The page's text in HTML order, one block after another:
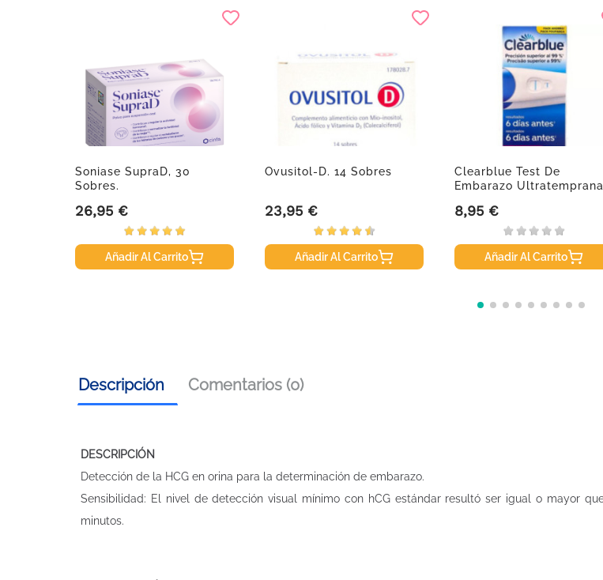
Soniase SupraD, 30
Sobres.
Precio
26,95 €
Añadir Al Carrito
Ovusitol-D. 14 Sobres
Precio
23,95 €
Añadir Al Carrito
Clearblue Test De
Embarazo
Precio
8,95 €
Añadir Al Carrito
Descripción Comentarios (0)
DESCRIPCIÓN
Detección de la HCG en orina para la determinación de embarazo.
Sensibilidad: El nivel de detección visual mínimo con hCG estándar resultó ser igual o mayor
minutos.